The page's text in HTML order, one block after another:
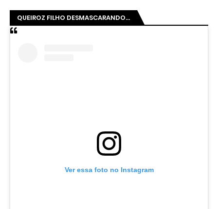
QUEIROZ FILHO DESMASCARANDO...
Ver essa foto no Instagram